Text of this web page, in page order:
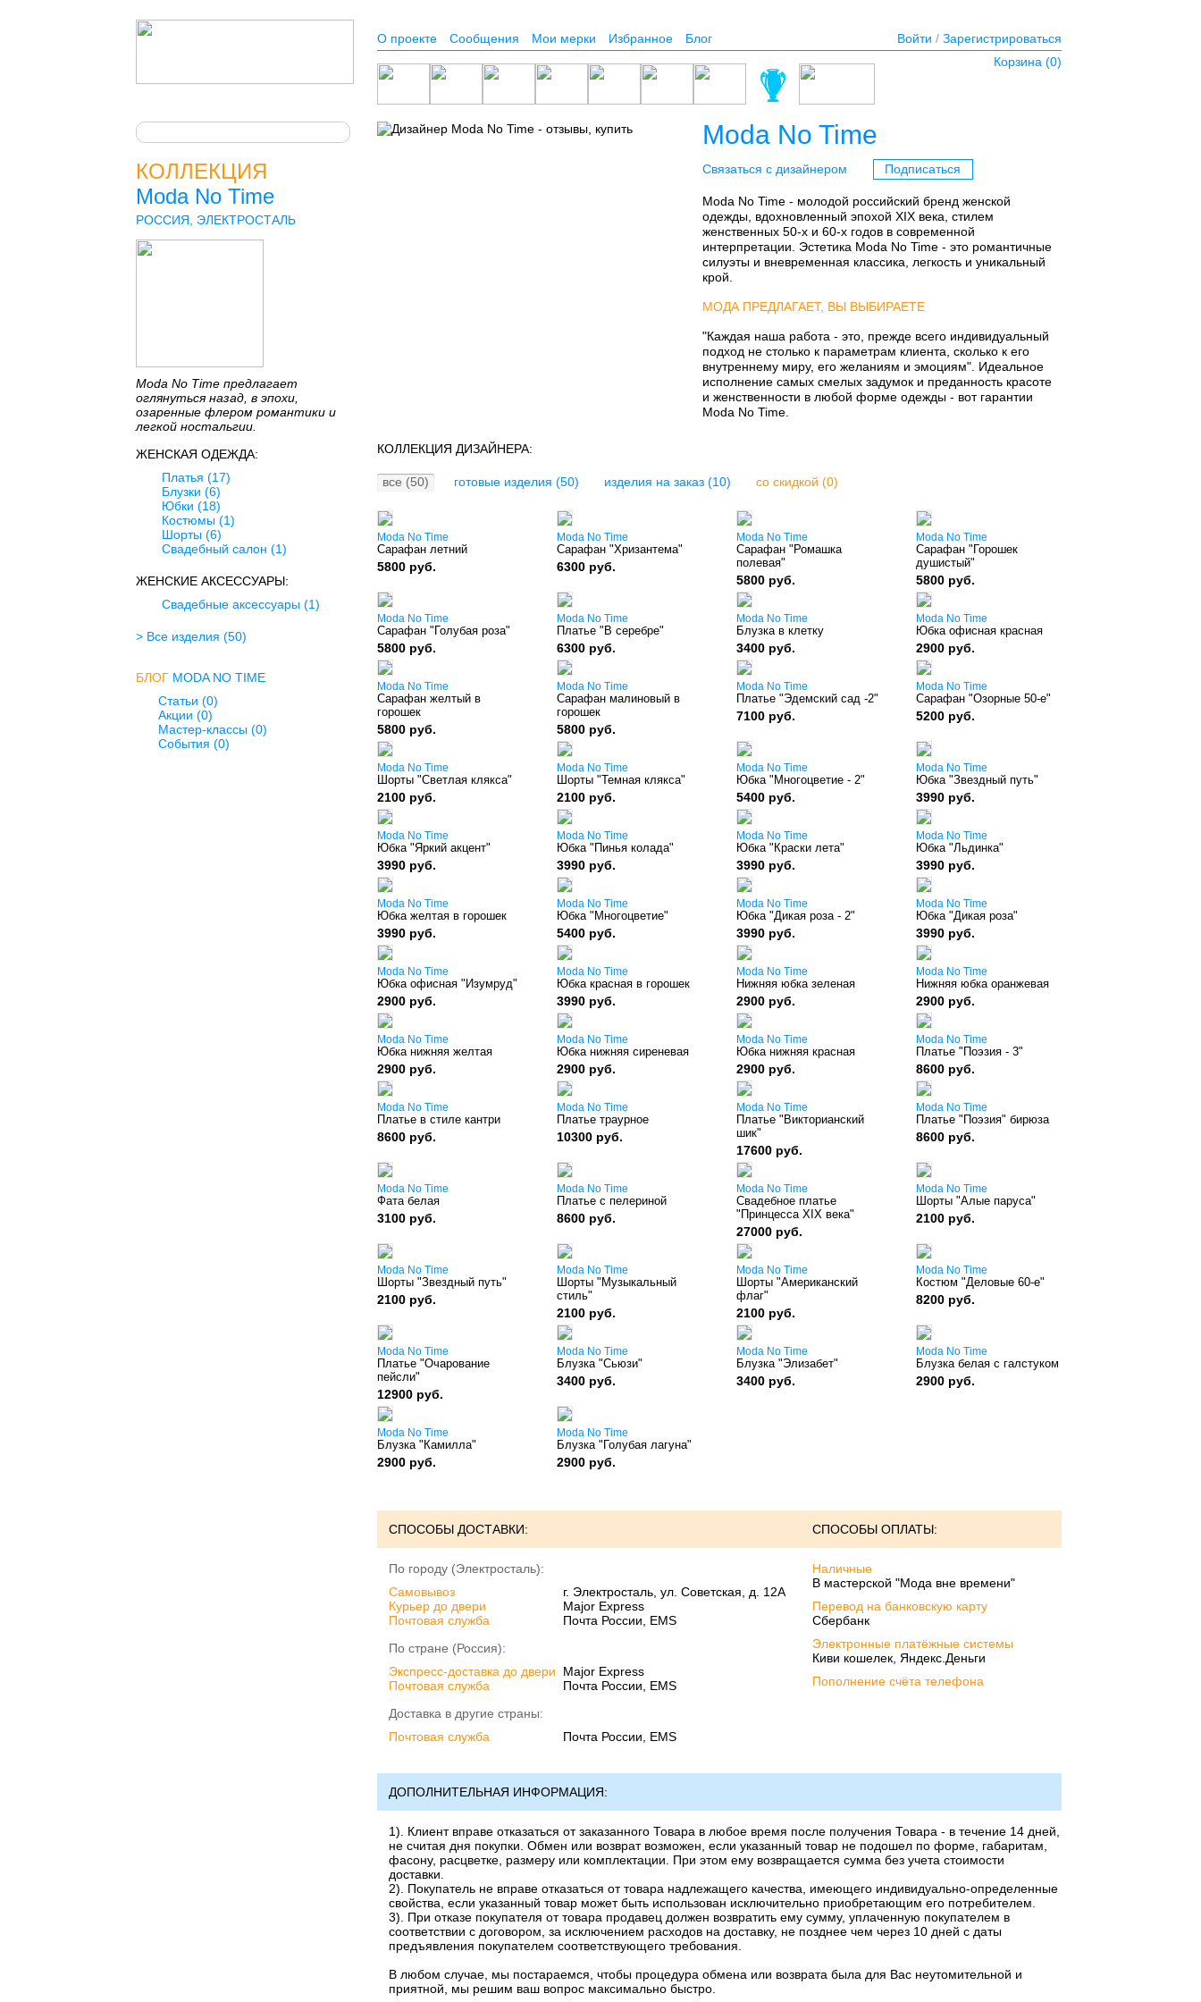
О проекте Сообщения Мои мерки Избранное Блог Войти / Зарегистрироваться
Корзина (0)
КОЛЛЕКЦИЯ
Moda No Time
РОССИЯ, ЭЛЕКТРОСТАЛЬ
Moda No Time предлагает
оглянуться назад, в эпохи,
озаренные флером романтики и
легкой ностальгии.
ЖЕНСКАЯ ОДЕЖДА:
Платья (17)
Блузки (6)
Юбки (18)
Костюмы(1)
Шорты(6)
Свадебный салон (1)
ЖЕНСКИЕ АКСЕССУАРЫ:
Свадебные аксессуары(1)
> Все изделия (50)
БЛОГ MODA NO TIME
Статьи (0)
Акции (0)
Мастер-классы (0)
События (0)
Moda No Time
Связаться с дизайнером Подписаться
Moda No Time - молодой российский бренд женской
одежды, вдохновленный эпохой XIX века, стилем
женственных 50-х и 60-х годов в современной
интерпретации. Эстетика Moda No Time - это романтичные
силуэты и вневременная классика, легкость и уникальный
крой.
МОДА ПРЕДЛАГАЕТ, ВЫ ВЫБИРАЕТЕ
"Каждая наша работа - это, прежде всего индивидуальный
подход не столько к параметрам клиента, сколько к его
внутреннему миру, его желаниям и эмоциям". Идеальное
исполнение самых смелых задумок и преданность красоте
и женственности в любой форме одежды - вот гарантии
Moda No Time.
КОЛЛЕКЦИЯ ДИЗАЙНЕРА:
все (50) готовые изделия (50) изделия на заказ (10) со скидкой (0)
Moda No Time
Сарафан летний
5800 руб.
Moda No Time
Сарафан "Хризантема"
6300 руб.
Moda No Time
Сарафан "Ромашка
полевая"
5800 руб.
Moda No Time
Сарафан "Горошек
душистый"
5800 руб.
Moda No Time
Сарафан "Голубая роза"
5800 руб.
Moda No Time
Платье "В серебре"
6300 руб.
Moda No Time
Блузка в клетку
3400 руб.
Moda No Time
Юбка офисная красная
2900 руб.
Moda No Time
Сарафан желтый в
горошек
5800 руб.
Moda No Time
Сарафан малиновый в
горошек
5800 руб.
Moda No Time
Платье "Эдемский сад -2"
7100 руб.
Moda No Time
Сарафан "Озорные 50-е"
5200 руб.
Moda No Time
Шорты "Светлая клякса"
2100 руб.
Moda No Time
Шорты "Темная клякса"
2100 руб.
Moda No Time
Юбка "Многоцветие - 2"
5400 руб.
Moda No Time
Юбка "Звездный путь"
3990 руб.
Moda No Time
Юбка "Яркий акцент"
3990 руб.
Moda No Time
Юбка "Пинья колада"
3990 руб.
Moda No Time
Юбка "Краски лета"
3990 руб.
Moda No Time
Юбка "Льдинка"
3990 руб.
Moda No Time
Юбка желтая в горошек
3990 руб.
Moda No Time
Юбка "Многоцветие"
5400 руб.
Moda No Time
Юбка "Дикая роза - 2"
3990 руб.
Moda No Time
Юбка "Дикая роза"
3990 руб.
Moda No Time
Юбка офисная "Изумруд"
2900 руб.
Moda No Time
Юбка красная в горошек
3990 руб.
Moda No Time
Нижняя юбка зеленая
2900 руб.
Moda No Time
Нижняя юбка оранжевая
2900 руб.
Moda No Time
Юбка нижняя желтая
2900 руб.
Moda No Time
Юбка нижняя сиреневая
2900 руб.
Moda No Time
Юбка нижняя красная
2900 руб.
Moda No Time
Платье "Поэзия - 3"
8600 руб.
Moda No Time
Платье в стиле кантри
8600 руб.
Moda No Time
Платье траурное
10300 руб.
Moda No Time
Платье "Викторианский
шик"
17600 руб.
Moda No Time
Платье "Поэзия" бирюза
8600 руб.
Moda No Time
Фата белая
3100 руб.
Moda No Time
Платье с пелериной
8600 руб.
Moda No Time
Свадебное платье
"Принцесса XIX века"
27000 руб.
Moda No Time
Шорты "Алые паруса"
2100 руб.
Moda No Time
Шорты "Звездный путь"
2100 руб.
Moda No Time
Шорты "Музыкальный
стиль"
2100 руб.
Moda No Time
Шорты "Американский
флаг"
2100 руб.
Moda No Time
Костюм "Деловые 60-е"
8200 руб.
Moda No Time
Платье "Очарование
пейсли"
12900 руб.
Moda No Time
Блузка "Сьюзи"
3400 руб.
Moda No Time
Блузка "Элизабет"
3400 руб.
Moda No Time
Блузка белая с галстуком
2900 руб.
Moda No Time
Блузка "Камилла"
2900 руб.
Moda No Time
Блузка "Голубая лагуна"
2900 руб.
СПОСОБЫ ДОСТАВКИ: СПОСОБЫ ОПЛАТЫ:
По городу (Электросталь):
Cамовывоз
г. Электросталь, ул. Советская, д. 12А
Курьер до двери
Major Express
Почтовая служба
Почта России, EMS
По стране (Россия):
Экспресс-доставка до двери
Major Express
Почтовая служба
Почта России, EMS
Доставка в другие страны:
Почтовая служба
Почта России, EMS
Наличные
В мастерской "Мода вне времени"
Перевод на банковскую карту
Сбербанк
Электронные платёжные системы
Киви кошелек, Яндекс.Деньги
Пополнение счёта телефона
ДОПОЛНИТЕЛЬНАЯ ИНФОРМАЦИЯ:
1). Клиент вправе отказаться от заказанного Товара в любое время после получения Товара - в течение 14 дней,
не считая дня покупки. Обмен или возврат возможен, если указанный товар не подошел по форме, габаритам,
фасону, расцветке, размеру или комплектации. При этом ему возвращается сумма без учета стоимости
доставки.
2). Покупатель не вправе отказаться от товара надлежащего качества, имеющего индивидуально-определенные
свойства, если указанный товар может быть использован исключительно приобретающим его потребителем.
3). При отказе покупателя от товара продавец должен возвратить ему сумму, уплаченную покупателем в
соответствии с договором, за исключением расходов на доставку, не позднее чем через 10 дней с даты
предъявления покупателем соответствующего требования.
В любом случае, мы постараемся, чтобы процедура обмена или возврата была для Вас неутомительной и
приятной, мы решим ваш вопрос максимально быстро.